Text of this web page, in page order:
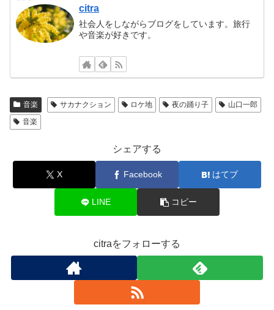
citra
社会人をしながらブログをしています。旅行
や音楽が好きです。
音楽 サカナクション ロケ地 夜の踊り子
山口一郎
音楽
シェアする
X Facebook はてブ
LINE コピー
citraをフォローする